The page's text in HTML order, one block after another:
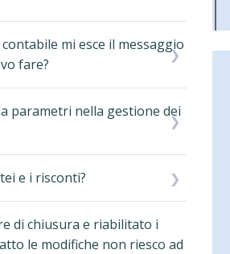
mi esce il messaggio
fare?
parametri nella gestione dei
e i risconti?
di chiusura e riabilitato i
le modifiche non riesco ad